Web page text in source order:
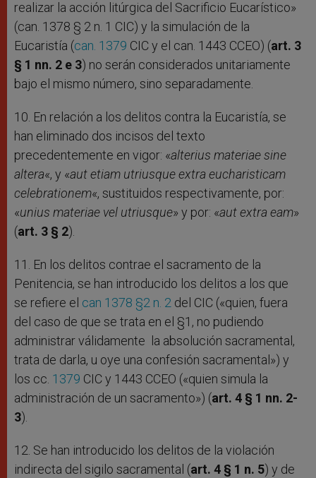
realizar la acción litúrgica del Sacrificio Eucarístico»
(can. 1378 § 2 n. 1 CIC) y la simulación de la
Eucaristía (can. 1379 CIC y el can. 1443 CCEO) (art. 3
§ 1 nn. 2 e 3) no serán considerados unitariamente
bajo el mismo número, sino separadamente.
10. En relación a los delitos contra la Eucaristía, se
han eliminado dos incisos del texto
precedentemente en vigor: «alterius materiae sine
altera«, y «aut etiam utriusque extra eucharisticam
celebrationem«, sustituidos respectivamente, por:
«unius materiae vel utriusque» y por: «aut extra eam»
(art. 3 § 2).
11. En los delitos contrae el sacramento de la
Penitencia, se han introducido los delitos a los que
se refiere el can 1378 §2 n. 2 del CIC («quien, fuera
del caso de que se trata en el §1, no pudiendo
administrar válidamente la absolución sacramental,
trata de darla, u oye una confesión sacramental») y
los cc. 1379 CIC y 1443 CCEO («quien simula la
administración de un sacramento») (art. 4 § 1 nn. 2-
3).
12. Se han introducido los delitos de la violación
indirecta del sigilo sacramental (art. 4 § 1 n. 5) y de